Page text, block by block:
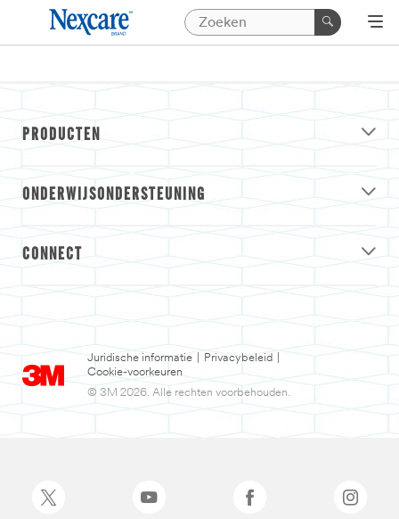
PRODUCTEN
ONDERWIJSONDERSTEUNING
CONNECT
Juridische informatie Privacybeleid
Cookie-voorkeuren
© 3M 2026. Alle rechten voorbehouden.